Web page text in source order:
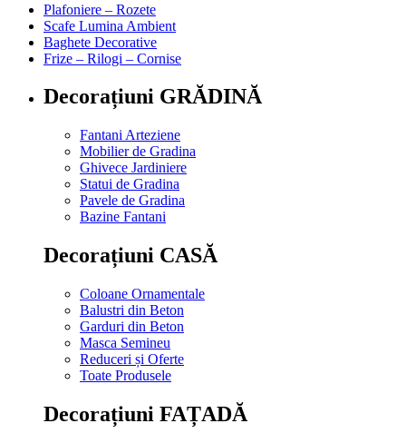
Plafoniere – Rozete
Scafe Lumina Ambient
Baghete Decorative
Frize – Rilogi – Cornise
Decorațiuni GRĂDINĂ
Fantani Arteziene
Mobilier de Gradina
Ghivece Jardiniere
Statui de Gradina
Pavele de Gradina
Bazine Fantani
Decorațiuni CASĂ
Coloane Ornamentale
Balustri din Beton
Garduri din Beton
Masca Semineu
Reduceri și Oferte
Toate Produsele
Decorațiuni FAȚADĂ